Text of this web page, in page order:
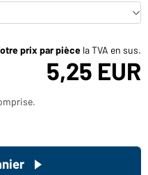
prix par pièce la TVA en sus.
5,25 EUR